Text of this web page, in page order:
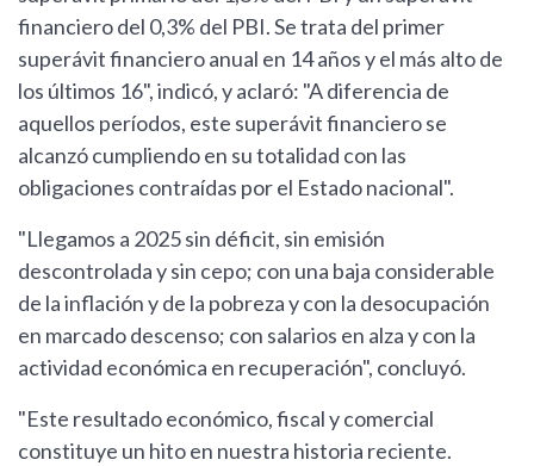
financiero del 0,3% del PBI. Se trata del primer
superávit financiero anual en 14 años y el más alto de
los últimos 16", indicó, y aclaró: "A diferencia de
aquellos períodos, este superávit financiero se
alcanzó cumpliendo en su totalidad con las
obligaciones contraídas por el Estado nacional".
"Llegamos a 2025 sin déficit, sin emisión
descontrolada y sin cepo; con una baja considerable
de la inflación y de la pobreza y con la desocupación
en marcado descenso; con salarios en alza y con la
actividad económica en recuperación", concluyó.
"Este resultado económico, fiscal y comercial
constituye un hito en nuestra historia reciente.